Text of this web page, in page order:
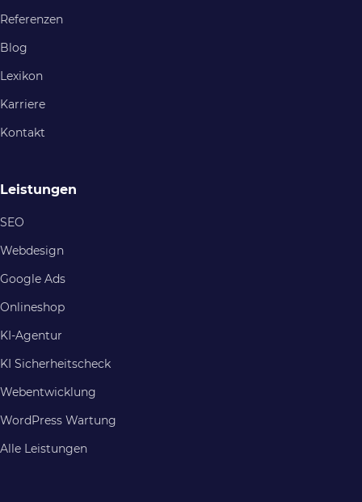
Referenzen
Blog
Lexikon
Karriere
Kontakt
Leistungen
SEO
Webdesign
Google Ads
Onlineshop
KI-Agentur
KI Sicherheitscheck
Webentwicklung
WordPress Wartung
Alle Leistungen